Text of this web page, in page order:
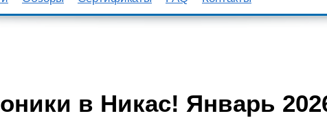
в Никас! Январь